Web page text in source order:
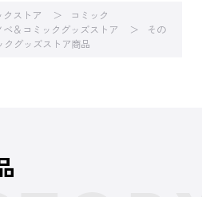
クストア
コミック
ベ＆コミックグッズストア
その
クグッズストア商品